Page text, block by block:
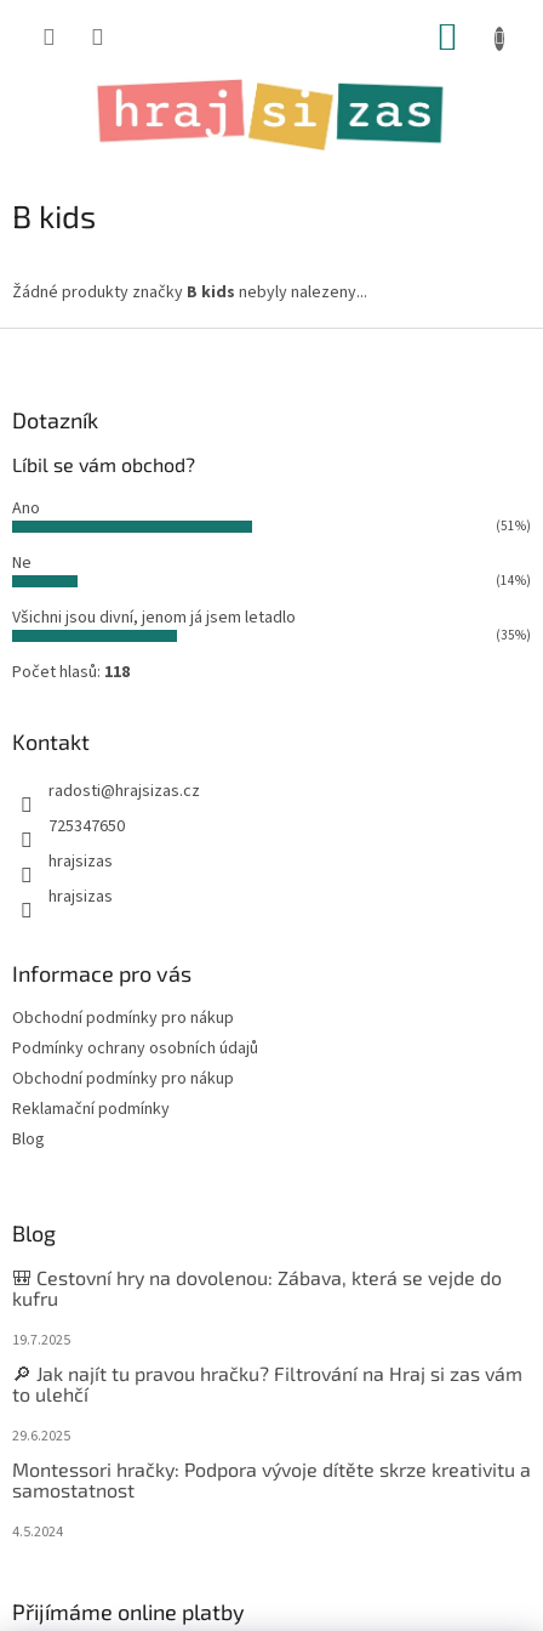
B kids
Žádné produkty značky B kids nebyly nalezeny...
Dotazník
Líbil se vám obchod?
Ano
(51%)
Ne
(14%)
Všichni jsou divní, jenom já jsem letadlo
(35%)
Počet hlasů: 118
Kontakt
radosti@hrajsizas.cz
725347650
hrajsizas
hrajsizas
Informace pro vás
Obchodní podmínky pro nákup
Podmínky ochrany osobních údajů
Obchodní podmínky pro nákup
Reklamační podmínky
Blog
Blog
🎒 Cestovní hry na dovolenou: Zábava, která se vejde do
kufru
19.7.2025
🔎 Jak najít tu pravou hračku? Filtrování na Hraj si zas vám
to ulehčí
29.6.2025
Montessori hračky: Podpora vývoje dítěte skrze kreativitu a
samostatnost
4.5.2024
Přijímáme online platby